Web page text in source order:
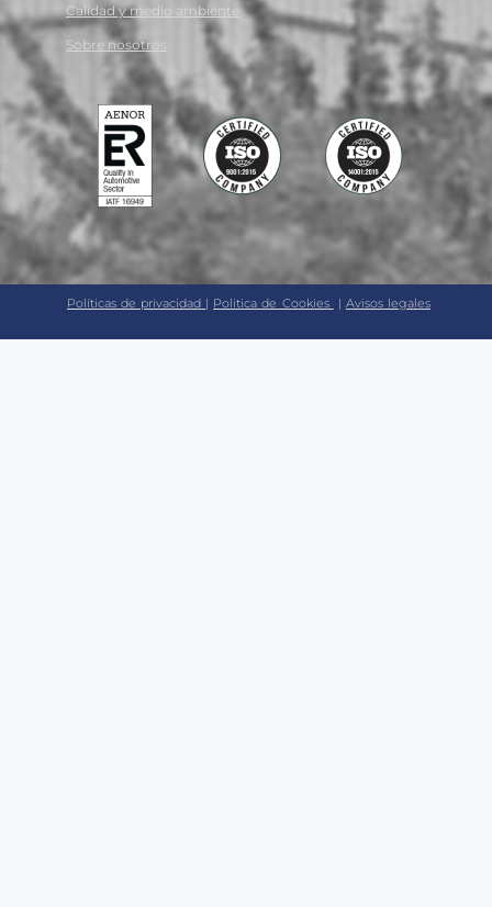
Calidad y medio ambiente
Sobre nosotros
Políticas de privacidad | Politica de Cookies | Avisos legales